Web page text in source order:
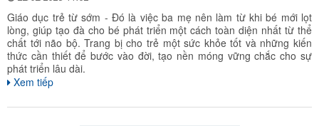
Giáo dục trẻ từ sớm - Đó là việc ba mẹ nên làm từ khi bé mới lọt
lòng, giúp tạo đà cho bé phát triển một cách toàn diện nhất từ thể
chất tới não bộ. Trang bị cho trẻ một sức khỏe tốt và những kiến
thức cần thiết để bước vào đời, tạo nền móng vững chắc cho sự
phát triển lâu dài.
Xem tiếp